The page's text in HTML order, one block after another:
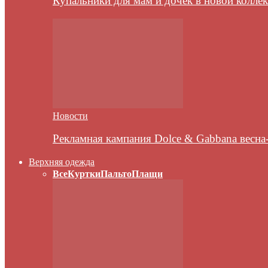
Новости
Рекламная кампания Dolce & Gabbana
Верхняя одежда
ВсеКурткиПальтоПлащи